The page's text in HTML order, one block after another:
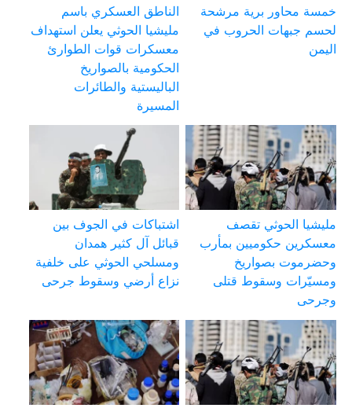
خمسة محاور برية مرشحة
لحسم جبهات الحروب في
اليمن
الناطق العسكري باسم
مليشيا الحوثي يعلن استهداف
معسكرات قوات الطوارئ
الحكومية بالصواريخ
الباليستية والطائرات
المسيرة
مليشيا الحوثي تقصف
معسكرين حكوميين بمأرب
وحضرموت بصواريخ
ومسيّرات وسقوط قتلى
وجرحى
اشتباكات في الجوف بين
قبائل آل كثير همدان
ومسلحي الحوثي على خلفية
نزاع أرضي وسقوط جرحى